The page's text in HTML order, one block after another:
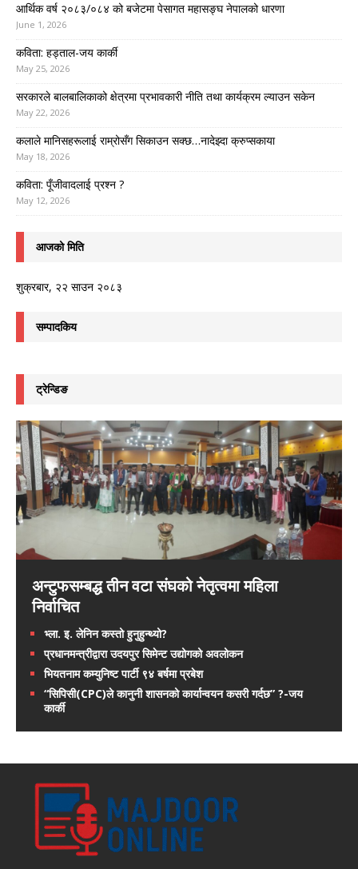
आर्थिक वर्ष २०८३/०८४ को बजेटमा पेसागत महासङ्घ नेपालको धारणा
June 1, 2026
कविता: हड्ताल-जय कार्की
May 25, 2026
सरकारले बालबालिकाको क्षेत्रमा प्रभावकारी नीति तथा कार्यक्रम ल्याउन सकेन
May 22, 2026
कलाले मानिसहरूलाई राम्रोसँग सिकाउन सक्छ…नादेझ्दा क्रुप्सकाया
May 18, 2026
कविता: पूँजीवादलाई प्रश्न ?
May 12, 2026
आजको मिति
शुक्रबार, २२ साउन २०८३
सम्पादकिय
ट्रेन्डिङ
अन्टुफसम्बद्ध तीन वटा संघको नेतृत्वमा महिला
निर्वाचित
भ्ला. इ. लेनिन कस्तो हुनुहुन्थ्यो?
प्रधानमन्त्रीद्वारा उदयपुर सिमेन्ट उद्योगको अवलोकन
भियतनाम कम्युनिष्ट पार्टी ९४ बर्षमा प्रबेश
“सिपिसी(CPC)ले कानुनी शासनको कार्यान्वयन कसरी गर्दछ” ?-जय
कार्की